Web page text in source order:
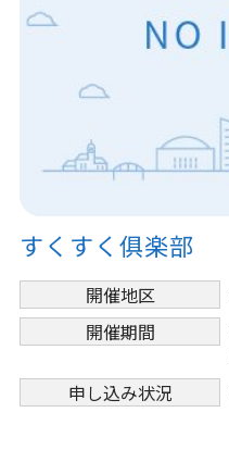
すくすく俱楽部
開催地区
開催期間
申し込み状況